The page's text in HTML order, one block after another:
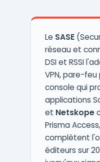
console
Le SASE
réseau et
DSI et RSSI
VPN, pare-
console qui
applications
et Netskope
Prisma
complètent
éditeurs sur